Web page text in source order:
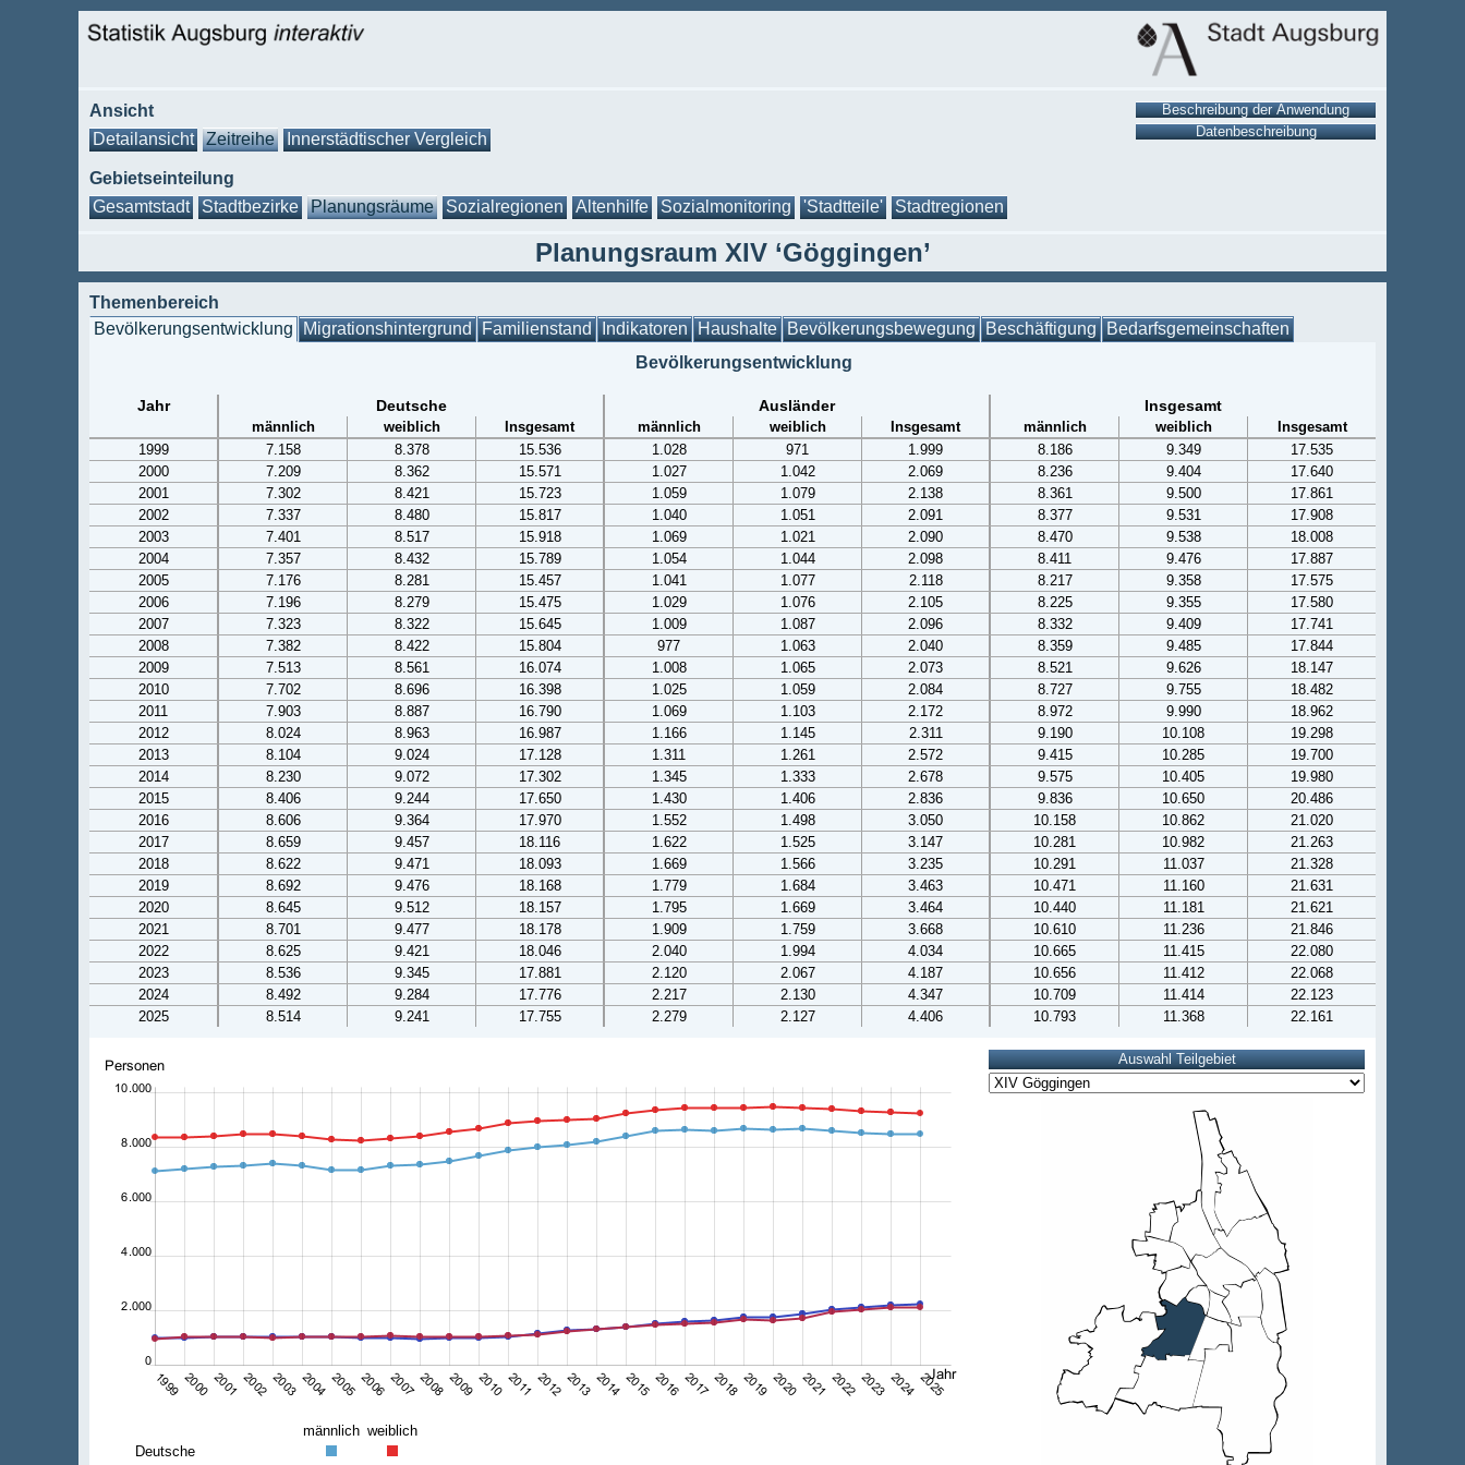
Ansicht
Detailansicht
Zeitreihe Innerstädtischer Vergleich
Gebietseinteilung
Gesamtstadt
Stadtbezirke Planungsräume Sozialregionen Altenhilfe Sozialmonitoring 'Stadtteile' Stadtregionen
Planungsraum XIV ‘Göggingen’
Themenbereich
Bevölkerungsentwicklung Migrationshintergrund Familienstand Indikatoren Haushalte Bevölkerungsbewegung Beschäftigung Bedarfsgemeinschaften
Bevölkerungsentwicklung
Jahr Deutsche Ausländer Insgesamt
männlich weiblich Insgesamt männlich weiblich Insgesamt männlich weiblich
Insgesamt
1999
7.158 8.378 15.536 1.028 971 1.999 8.186 9.349
17.535
2000
7.209 8.362 15.571 1.027 1.042 2.069 8.236 9.404
17.640
2001
7.302 8.421 15.723 1.059 1.079 2.138 8.361 9.500
17.861
2002
7.337 8.480 15.817 1.040 1.051 2.091 8.377 9.531
17.908
2003
7.401 8.517 15.918 1.069 1.021 2.090 8.470 9.538
18.008
2004
7.357 8.432 15.789 1.054 1.044 2.098 8.411 9.476
17.887
2005
7.176 8.281 15.457 1.041 1.077 2.118 8.217 9.358
17.575
2006
7.196 8.279 15.475 1.029 1.076 2.105 8.225 9.355
17.580
2007
7.323 8.322 15.645 1.009 1.087 2.096 8.332 9.409
17.741
2008
7.382 8.422 15.804 977 1.063 2.040 8.359 9.485
17.844
2009
7.513 8.561 16.074 1.008 1.065 2.073 8.521 9.626
18.147
2010
7.702 8.696 16.398 1.025 1.059 2.084 8.727 9.755
18.482
2011
7.903 8.887 16.790 1.069 1.103 2.172 8.972 9.990
18.962
2012
8.024 8.963 16.987 1.166 1.145 2.311 9.190 10.108
19.298
2013
8.104 9.024 17.128 1.311 1.261 2.572 9.415 10.285
19.700
2014
8.230 9.072 17.302 1.345 1.333 2.678 9.575 10.405
19.980
2015
8.406 9.244 17.650 1.430 1.406 2.836 9.836 10.650
20.486
2016
8.606 9.364 17.970 1.552 1.498 3.050 10.158 10.862
21.020
2017
8.659 9.457 18.116 1.622 1.525 3.147 10.281 10.982
21.263
2018
8.622 9.471 18.093 1.669 1.566 3.235 10.291 11.037
21.328
2019
8.692 9.476 18.168 1.779 1.684 3.463 10.471 11.160
21.631
2020
8.645 9.512 18.157 1.795 1.669 3.464 10.440 11.181
21.621
2021
8.701 9.477 18.178 1.909 1.759 3.668 10.610 11.236
21.846
2022
8.625 9.421 18.046 2.040 1.994 4.034 10.665 11.415
22.080
2023
8.536 9.345 17.881 2.120 2.067 4.187 10.656 11.412
22.068
2024
8.492 9.284 17.776 2.217 2.130 4.347 10.709 11.414
22.123
2025
8.514 9.241 17.755 2.279 2.127 4.406 10.793 11.368 22.161
männlich weiblich
Deutsche